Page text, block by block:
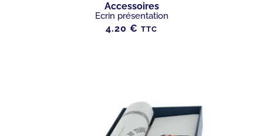
Accessoires
Ecrin présentation
4.20 € TTC